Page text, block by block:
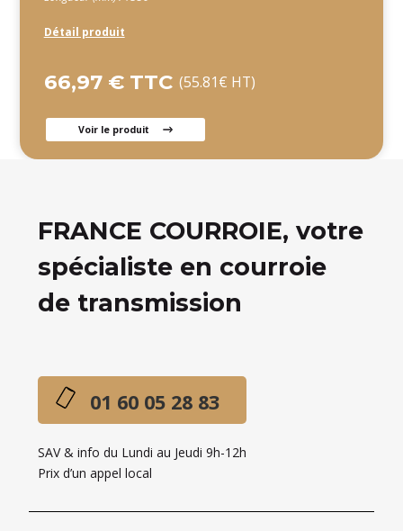
Détail produit
66,97 € TTC (55.81€ HT)
Voir le produit
FRANCE COURROIE, votre
spécialiste en courroie
de transmission
01 60 05 28 83
SAV & info du Lundi au Jeudi 9h-12h
Prix d’un appel local